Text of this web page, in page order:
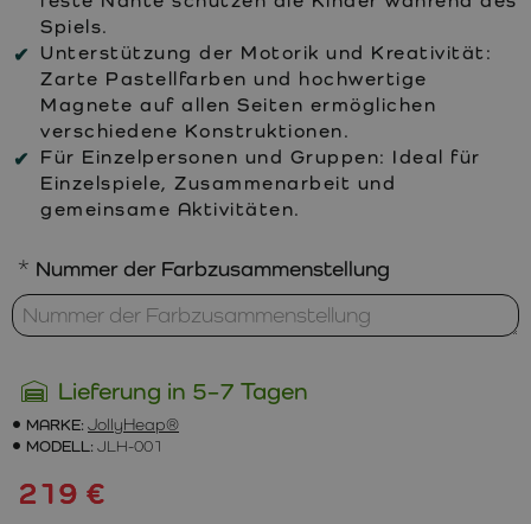
Spiels.
Unterstützung der Motorik und Kreativität:
Zarte Pastellfarben und hochwertige
Magnete auf allen Seiten ermöglichen
verschiedene Konstruktionen.
Für Einzelpersonen und Gruppen: Ideal für
Einzelspiele, Zusammenarbeit und
gemeinsame Aktivitäten.
Lieferung in 5–7 Tagen
MARKE: JollyHeap®
MODELL: JLH-001
219 €
Nummer der Farbzusammenstellung